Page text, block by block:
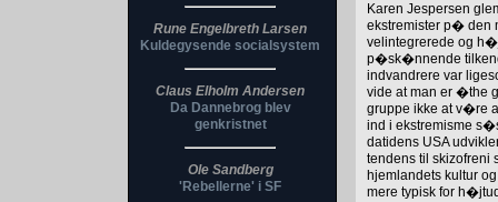
Rune Engelbreth Larsen
Kuldegysende socialsystem
Claus Elholm Andersen
Da Dannebrog blev
genkristnet
Ole Sandberg
'Rebellerne' i SF
Karen Jespersen
ekstremister p� den
velintegrerede og
p�sk�nnende
indvandrere var
vide at man er �the
gruppe ikke at v�re
ind i ekstremisme
datidens USA
tendens til skizofreni
hjemlandets kultur
mere typisk for